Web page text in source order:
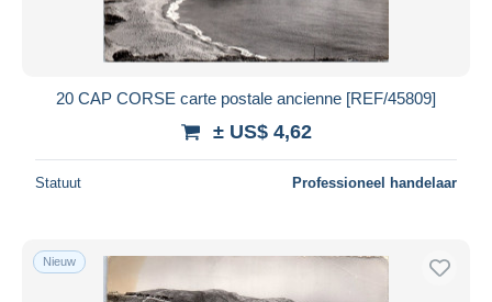
20 CAP CORSE carte postale ancienne [REF/45809]
± US$ 4,62
Statuut Professioneel handelaar
Nieuw